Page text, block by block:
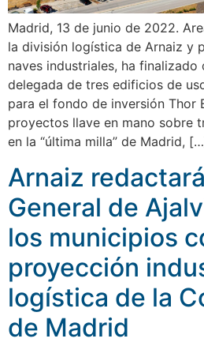
Madrid, 13 de junio de 2022.
la división logística de Arnaiz y
naves industriales, ha
delegada de tres edificios de
para el fondo de inversión Thor
proyectos llave en mano sobre
en la “última milla” de Madrid,
Arnaiz
General de
los municipios
proyección
logística de la
de Madrid